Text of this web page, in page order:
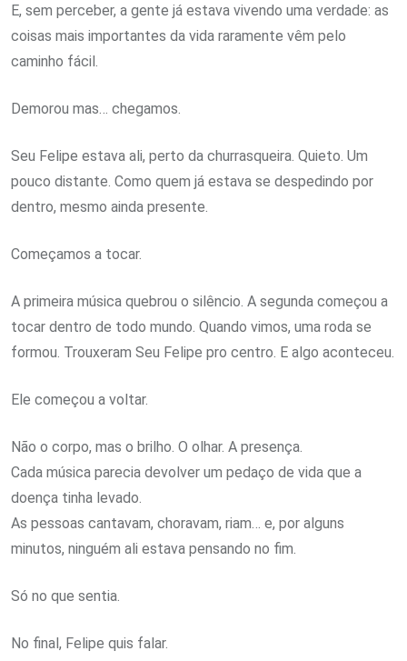
E, sem perceber, a gente já estava vivendo uma verdade: as
coisas mais importantes da vida raramente vêm pelo
caminho fácil.
Demorou mas… chegamos.
Seu Felipe estava ali, perto da churrasqueira. Quieto. Um
pouco distante. Como quem já estava se despedindo por
dentro, mesmo ainda presente.
Começamos a tocar.
A primeira música quebrou o silêncio. A segunda começou a
tocar dentro de todo mundo. Quando vimos, uma roda se
formou. Trouxeram Seu Felipe pro centro. E algo aconteceu.
Ele começou a voltar.
Não o corpo, mas o brilho. O olhar. A presença.
Cada música parecia devolver um pedaço de vida que a
doença tinha levado.
As pessoas cantavam, choravam, riam… e, por alguns
minutos, ninguém ali estava pensando no fim.
Só no que sentia.
No final, Felipe quis falar.